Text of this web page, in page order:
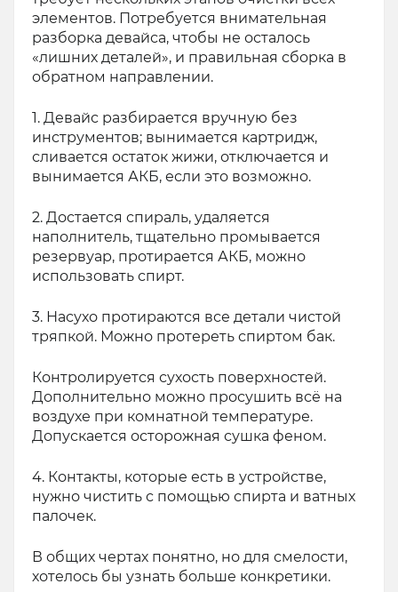
элементов. Потребуется внимательная
разборка девайса, чтобы не осталось
«лишних деталей», и правильная сборка в
обратном направлении.
1. Девайс разбирается вручную без
инструментов; вынимается картридж,
сливается остаток жижи, отключается и
вынимается АКБ, если это возможно.
2. Достается спираль, удаляется
наполнитель, тщательно промывается
резервуар, протирается АКБ, можно
использовать спирт.
3. Насухо протираются все детали чистой
тряпкой. Можно протереть спиртом бак.
Контролируется сухость поверхностей.
Дополнительно можно просушить всё на
воздухе при комнатной температуре.
Допускается осторожная сушка феном.
4. Контакты, которые есть в устройстве,
нужно чистить с помощью спирта и ватных
палочек.
В общих чертах понятно, но для смелости,
хотелось бы узнать больше конкретики.